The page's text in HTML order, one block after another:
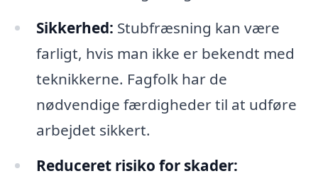
Sikkerhed: Stubfræsning kan være
farligt, hvis man ikke er bekendt med
teknikkerne. Fagfolk har de
nødvendige færdigheder til at udføre
arbejdet sikkert.
Reduceret risiko for skader: